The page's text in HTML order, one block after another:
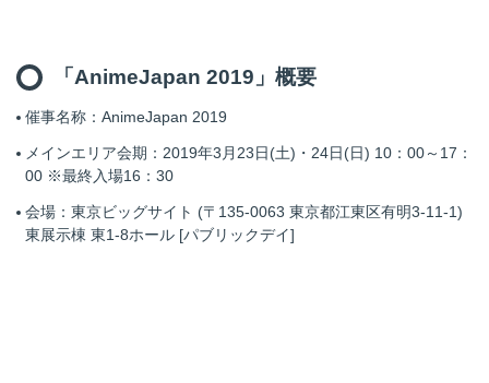
「AnimeJapan 2019」概要
催事名称：AnimeJapan 2019
メインエリア会期：2019年3月23日(土)・24日(日) 10：00～17：
00 ※最終入場16：30
会場：東京ビッグサイト (〒135-0063 東京都江東区有明3-11-1)
東展示棟 東1-8ホール [パブリックデイ]